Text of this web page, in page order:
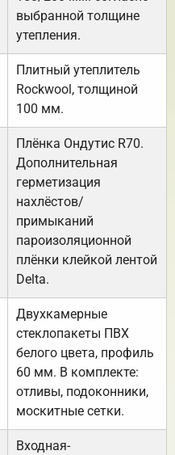
выбранной толщине
утепления.
Плитный утеплитель
Rockwool, толщиной
100 мм.
Плёнка Ондутис R70.
Дополнительная
герметизация
нахлёстов/
примыканий
пароизоляционной
плёнки клейкой лентой
Delta.
Двухкамерные
стеклопакеты ПВХ
белого цвета, профиль
60 мм. В комплекте:
отливы, подоконники,
москитные сетки.
Входная-